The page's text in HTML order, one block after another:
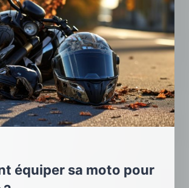
équiper sa moto pour